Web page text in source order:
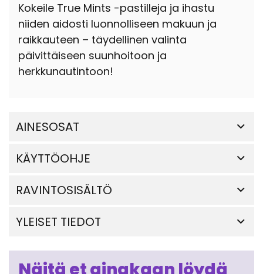
Kokeile True Mints -pastilleja ja ihastu
niiden aidosti luonnolliseen makuun ja
raikkauteen – täydellinen valinta
päivittäiseen suunhoitoon ja
herkkunautintoon!
AINESOSAT
KÄYTTÖOHJE
RAVINTOSISÄLTÖ
YLEISET TIEDOT